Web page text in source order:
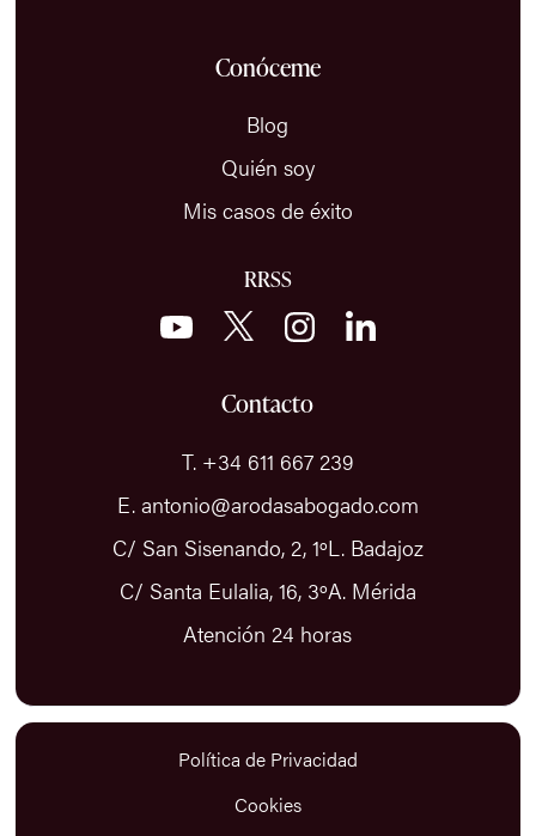
Conóceme
Blog
Quién soy
Mis casos de éxito
RRSS
Contacto
T. +34 611 667 239
E. antonio@arodasabogado.com
C/ San Sisenando, 2, 1ºL. Badajoz
C/ Santa Eulalia, 16, 3ºA. Mérida
Atención 24 horas
Política de Privacidad
Cookies